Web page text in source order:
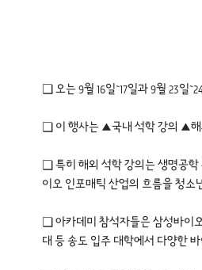
❏ 오는 9월 16일~17일과 9월 23일
❏ 이 행사는 ▲국내 석학 강의 ▲해
❏ 특히 해외 석학 강의는 생명공학
이오 인포매틱 산업의 흐름을 청소
❏ 아카데미 참석자들은 삼성바이
대 등 송도 입주 대학에서 다양한